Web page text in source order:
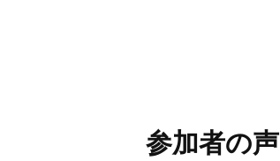
参加者の声